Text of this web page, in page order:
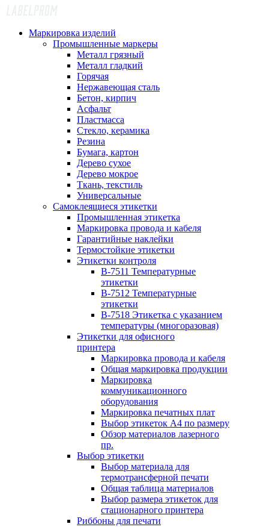
Маркировка изделий
Промышленные маркеры
Металл грязный
Металл гладкий
Горячая
Нержавеющая сталь
Бетон, кирпич
Асфальт
Пластмасса
Стекло, керамика
Резина
Бумага, картон
Дерево сухое
Дерево мокрое
Ткань, текстиль
Универсальные
Самоклеящиеся этикетки
Промышленная этикетка
Маркировка провода и кабеля
Гарантийные наклейки
Термостойкие этикетки
Этикетки контроля
B-7511 Температурные
этикетки
B-7512 Температурные
этикетки
B-7518 Этикетка с указанием
температуры (многоразовая)
Этикетки для офисного
принтера
Маркировка провода и кабеля
Общая маркировка продукции
Маркировка
коммуникационного
оборудования
Маркировка печатных плат
Выбор этикеток А4 по размеру
Обзор материалов лазерного
пр.
Выбор этикетки
Выбор материала для
термотрансферной печати
Общая таблица материалов
Выбор размера этикеток для
стационарного принтера
Риббоны для печати